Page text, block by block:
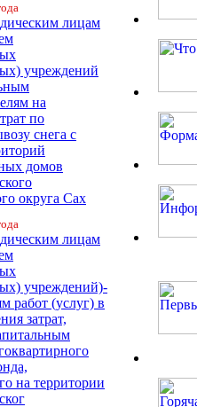
лицам
учреждений
на
по
снега с
домов
округа Сах
лицам
учреждений)-
работ (услуг) в
затрат,
на территории